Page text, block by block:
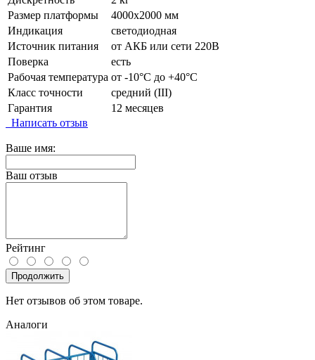
Размер платформы
4000х2000 мм
Индикация
светодиодная
Источник питания
от АКБ или сети 220В
Поверка
есть
Рабочая температура от -10°C до +40°C
Класс точности
средний (III)
Гарантия
12 месяцев
Написать отзыв
Ваше имя:
Ваш отзыв
Рейтинг
Продолжить
Нет отзывов об этом товаре.
Аналоги